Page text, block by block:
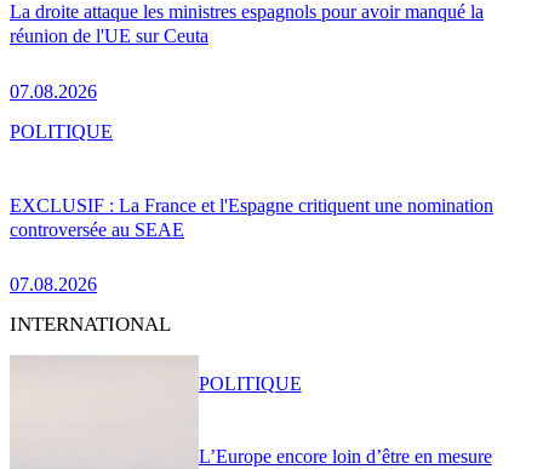
La droite attaque les ministres espagnols pour avoir manqué la
réunion de l'UE sur Ceuta
07.08.2026
EXCLUSIF : La France et l'Espagne critiquent une nomination
controversée au SEAE
07.08.2026
POLITIQUE
INTERNATIONAL
L’Europe encore loin d’être en mesure
POLITIQUE